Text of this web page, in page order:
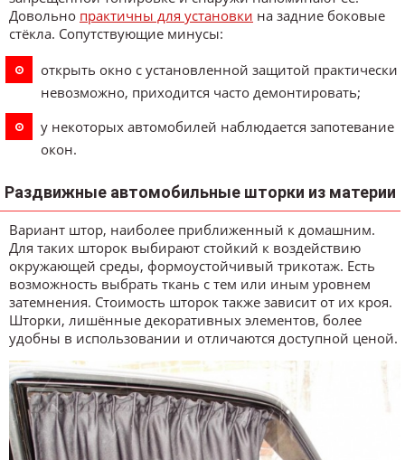
Довольно практичны для установки на задние боковые
стёкла. Сопутствующие минусы:
открыть окно с установленной защитой практически
невозможно, приходится часто демонтировать;
у некоторых автомобилей наблюдается запотевание
окон.
Раздвижные автомобильные шторки из материи
Вариант штор, наиболее приближенный к домашним.
Для таких шторок выбирают стойкий к воздействию
окружающей среды, формоустойчивый трикотаж. Есть
возможность выбрать ткань с тем или иным уровнем
затемнения. Стоимость шторок также зависит от их кроя.
Шторки, лишённые декоративных элементов, более
удобны в использовании и отличаются доступной ценой.